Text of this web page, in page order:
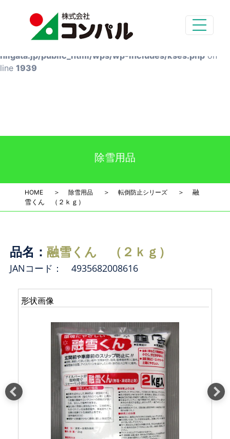
Deprecated : preg_replace(): Passing null to parameter #3
($subject) of type array|string is deprecated in
/home/styg-main/compal-
niigata.jp/public_html/wps/wp-includes/kses.php on
line 1939
除雪用品
HOME ＞ 除雪用品 ＞ 転倒防止シリーズ ＞
融
雪くん （２ｋｇ）
品名： 融雪くん （２ｋｇ）
JANコード： 4935682008616